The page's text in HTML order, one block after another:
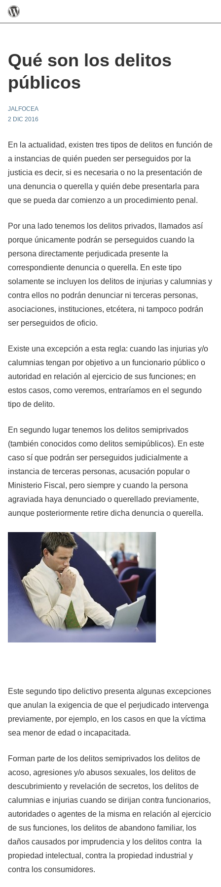
Qué son los delitos
públicos
JALFOCEA
2 DIC 2016
En la actualidad, existen tres tipos de delitos en función de
a instancias de quién pueden ser perseguidos por la
justicia es decir, si es necesaria o no la presentación de
una denuncia o querella y quién debe presentarla para
que se pueda dar comienzo a un procedimiento penal.
Por una lado tenemos los delitos privados, llamados así
porque únicamente podrán se perseguidos cuando la
persona directamente perjudicada presente la
correspondiente denuncia o querella. En este tipo
solamente se incluyen los delitos de injurias y calumnias y
contra ellos no podrán denunciar ni terceras personas,
asociaciones, instituciones, etcétera, ni tampoco podrán
ser perseguidos de oficio.
Existe una excepción a esta regla: cuando las injurias y/o
calumnias tengan por objetivo a un funcionario público o
autoridad en relación al ejercicio de sus funciones; en
estos casos, como veremos, entraríamos en el segundo
tipo de delito.
En segundo lugar tenemos los delitos semiprivados
(también conocidos como delitos semipúblicos). En este
caso sí que podrán ser perseguidos judicialmente a
instancia de terceras personas, acusación popular o
Ministerio Fiscal, pero siempre y cuando la persona
agraviada haya denunciado o querellado previamente,
aunque posteriormente retire dicha denuncia o querella.
Este segundo tipo delictivo presenta algunas excepciones
que anulan la exigencia de que el perjudicado intervenga
previamente, por ejemplo, en los casos en que la víctima
sea menor de edad o incapacitada.
Forman parte de los delitos semiprivados los delitos de
acoso, agresiones y/o abusos sexuales, los delitos de
descubrimiento y revelación de secretos, los delitos de
calumnias e injurias cuando se dirijan contra funcionarios,
autoridades o agentes de la misma en relación al ejercicio
de sus funciones, los delitos de abandono familiar, los
daños causados por imprudencia y los delitos contra la
propiedad intelectual, contra la propiedad industrial y
contra los consumidores.